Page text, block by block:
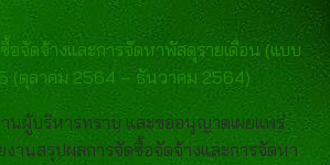
อจัดจ้างและการจัดหาพัสดุรายเดือน (แบบ
(ตุลาคม 2564 – ธันวาคม 2564)
นผู้บริหารทราบ และขออนุญาตเผยแพร่
งานสรุปผลการจัดซื้อจัดจ้างและการจัดหา